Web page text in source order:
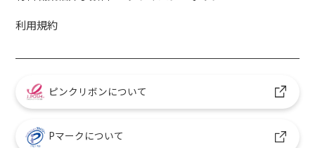
利用規約
ピンクリボンについて
Pマークについて